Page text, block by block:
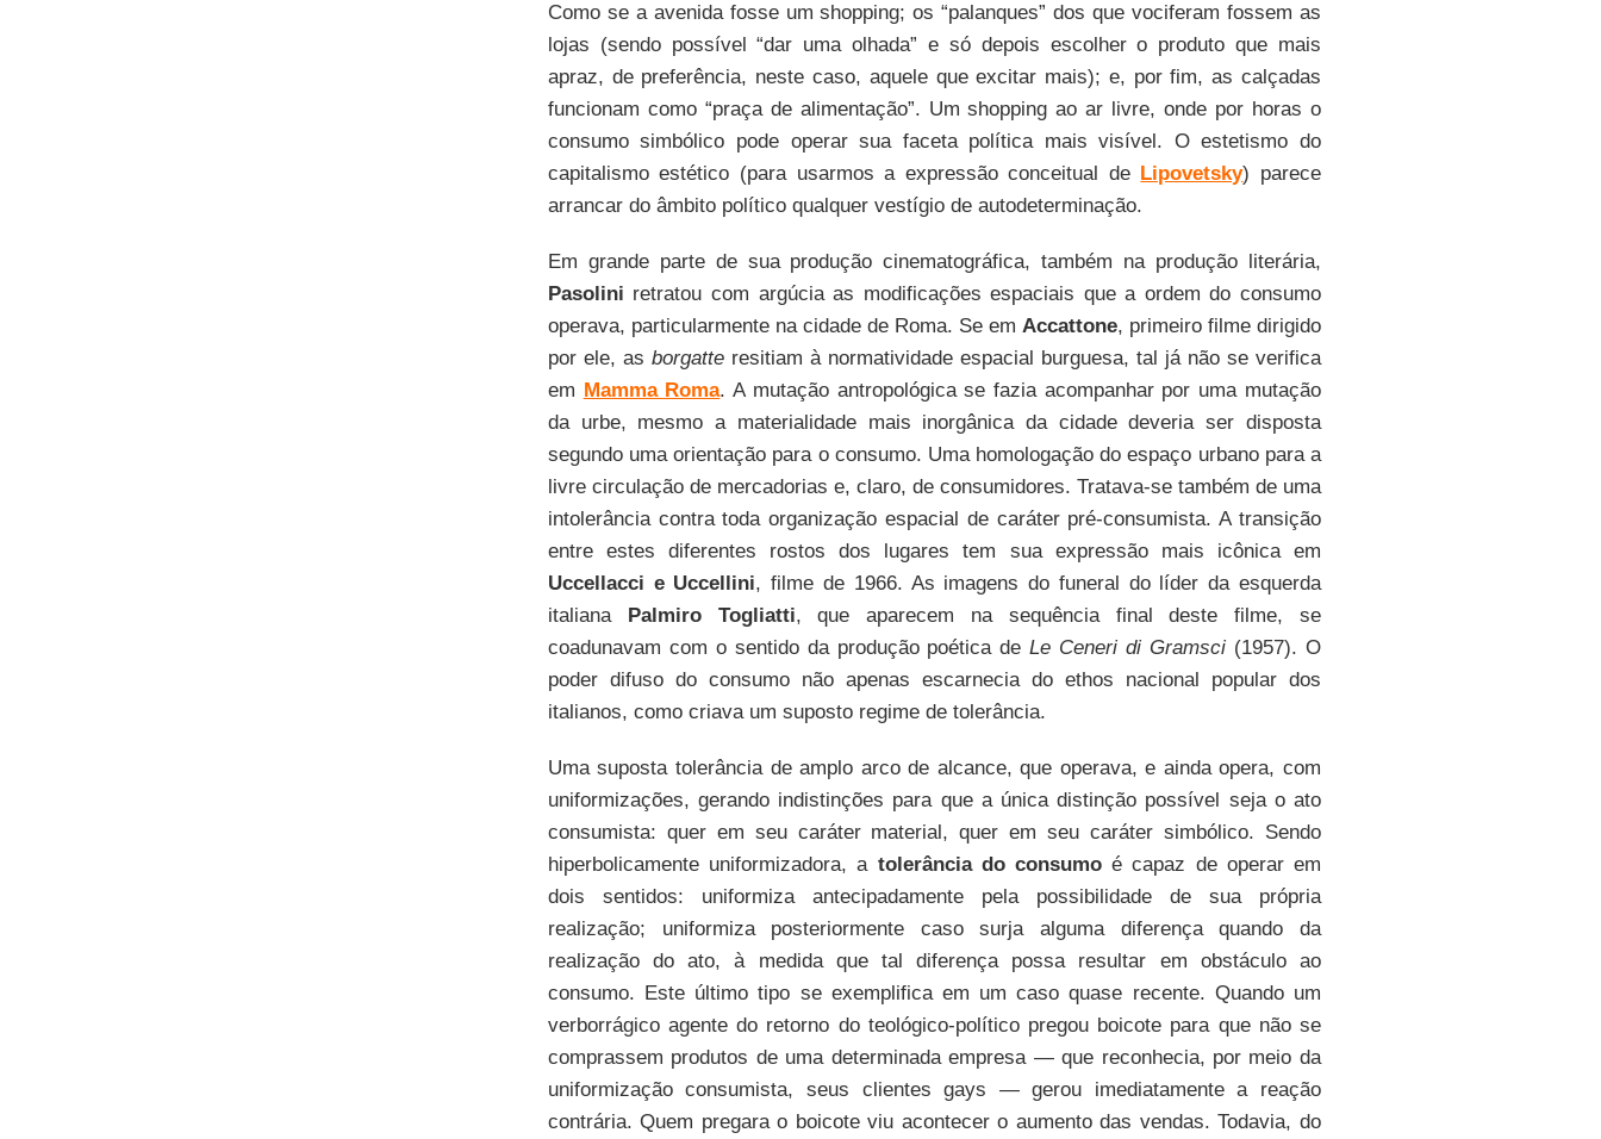
Como se a avenida fosse um shopping; os “palanques” dos que vociferam fossem as
lojas (sendo possível “dar uma olhada” e só depois escolher o produto que mais
apraz, de preferência, neste caso, aquele que excitar mais); e, por fim, as calçadas
funcionam como “praça de alimentação”. Um shopping ao ar livre, onde por horas o
consumo simbólico pode operar sua faceta política mais visível. O estetismo do
capitalismo estético (para usarmos a expressão conceitual de Lipovetsky) parece
arrancar do âmbito político qualquer vestígio de autodeterminação.
Em grande parte de sua produção cinematográfica, também na produção literária,
Pasolini retratou com argúcia as modificações espaciais que a ordem do consumo
operava, particularmente na cidade de Roma. Se em Accattone, primeiro filme dirigido
por ele, as borgatteresitiam à normatividade espacial burguesa, tal já não se verifica
em Mamma Roma. A mutação antropológica se fazia acompanhar por uma mutação
da urbe, mesmo a materialidade mais inorgânica da cidade deveria ser disposta
segundo uma orientação para o consumo. Uma homologação do espaço urbano para a
livre circulação de mercadorias e, claro, de consumidores. Tratava-se também de uma
intolerância contra toda organização espacial de caráter pré-consumista. A transição
entre estes diferentes rostos dos lugares tem sua expressão mais icônica em
Uccellacci e Uccellini, filme de 1966. As imagens do funeral do líder da esquerda
italiana Palmiro Togliatti, que aparecem na sequência final deste filme, se
coadunavam com o sentido da produção poética deLe Ceneri di Gramsci (1957). O
poder difuso do consumo não apenas escarnecia do ethos nacional popular dos
italianos, como criava um suposto regime de tolerância.
Uma suposta tolerância de amplo arco de alcance, que operava, e ainda opera, com
uniformizações, gerando indistinções para que a única distinção possível seja o ato
consumista: quer em seu caráter material, quer em seu caráter simbólico. Sendo
hiperbolicamente uniformizadora, a tolerância do consumoé capaz de operar em
dois sentidos: uniformiza antecipadamente pela possibilidade de sua própria
realização; uniformiza posteriormente caso surja alguma diferença quando da
realização do ato, à medida que tal diferença possa resultar em obstáculo ao
consumo. Este último tipo se exemplifica em um caso quase recente. Quando um
verborrágico agente do retorno do teológico-político pregou boicote para que não se
comprassem produtos de uma determinada empresa — que reconhecia, por meio da
uniformização consumista, seus clientes gays — gerou imediatamente a reação
contrária. Quem pregara o boicote viu acontecer o aumento das vendas. Todavia, do